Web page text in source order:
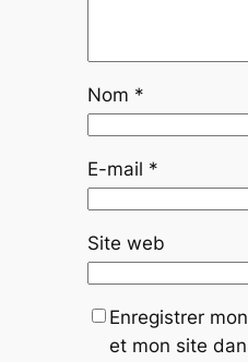
Nom *
E-mail *
Site web
Enregistrer
et mon site